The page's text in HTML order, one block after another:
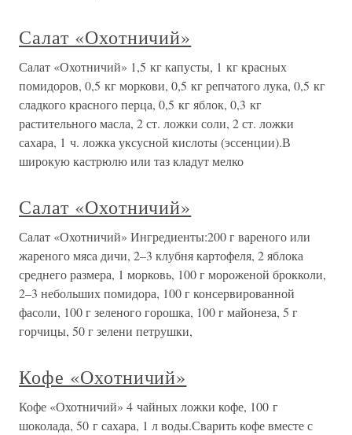
Салат «Охотничий»
Салат «Охотничий» 1,5 кг капусты, 1 кг красных
помидоров, 0,5 кг моркови, 0,5 кг репчатого лука, 0,5 кг
сладкого красного перца, 0,5 кг яблок, 0,3 кг
растительного масла, 2 ст. ложки соли, 2 ст. ложки
сахара, 1 ч. ложка уксусной кислоты (эссенции).В
широкую кастрюлю или таз кладут мелко
Салат «Охотничий»
Салат «Охотничий» Ингредиенты:200 г вареного или
жареного мяса дичи, 2–3 клубня картофеля, 2 яблока
среднего размера, 1 морковь, 100 г мороженой брокколи,
2–3 небольших помидора, 100 г консервированной
фасоли, 100 г зеленого горошка, 100 г майонеза, 5 г
горчицы, 50 г зелени петрушки,
Кофе «Охотничий»
Кофе «Охотничий» 4 чайных ложки кофе, 100 г
шоколада, 50 г сахаpа, 1 л воды.Сваpить кофе вместе с